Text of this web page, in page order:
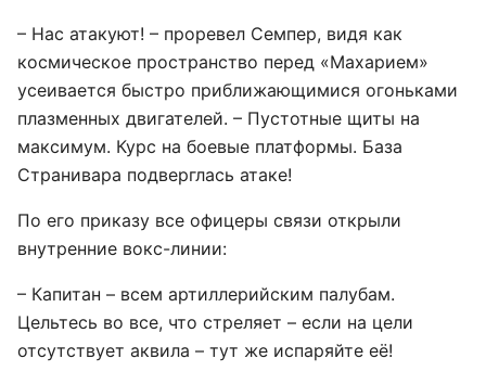
– Нас атакуют! – проревел Семпер, видя как
космическое пространство перед «Махарием»
усеивается быстро приближающимися огоньками
плазменных двигателей. – Пустотные щиты на
максимум. Курс на боевые платформы. База
Странивара подверглась атаке!
По его приказу все офицеры связи открыли
внутренние вокс-линии:
– Капитан – всем артиллерийским палубам.
Цельтесь во все, что стреляет – если на цели
отсутствует аквила – тут же испаряйте её!